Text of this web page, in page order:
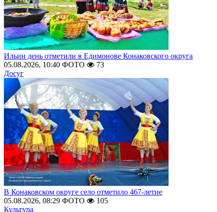
Ильин день отметили в Едимонове Конаковского округа
05.08.2026, 10:40 ФОТО
73
Досуг
В Конаковском округе село отметило 467-летие
05.08.2026, 08:29 ФОТО
105
Культура